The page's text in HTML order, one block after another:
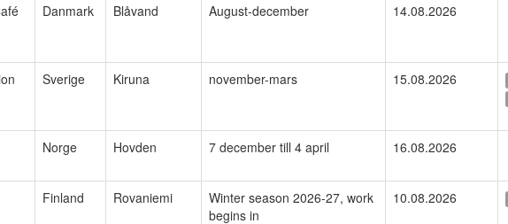
Danmark Blåvand August-december 14.08.2026
Sverige Kiruna november-mars 15.08.2026
Norge Hovden 7 december till 4 april 16.08.2026
Finland Rovaniemi
Winter season 2026-27, work
begins in
10.08.2026